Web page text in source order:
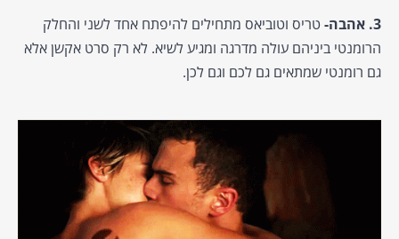
3. אהבה-
טריס וטוביאס מתחילים להיפתח אחד לשני והחלק
הרומנטי ביניהם עולה מדרגה ומגיע לשיא. לא רק סרט אקשן אלא
גם רומנטי שמתאים גם לכם וגם לכן.